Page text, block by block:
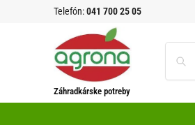
Telefón:041 700 25 05
Záhradkárske potreby